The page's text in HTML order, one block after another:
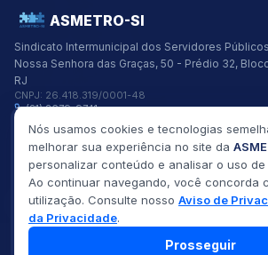
ASMETRO-SI
Sindicato Intermunicipal dos Servidores
Nossa Senhora das Graças, 50 - Prédio 32,
RJ
CNPJ: 26.418.319/0001-48
(21) 2679-9741
asmetro@asmetro.org.br
Links Rápidos
Institucional
Gestão
Saúde
Convênios
Fóruns
Seus Direitos
2026 ASMETRO-SI
Nós usamos cookies e tecnologias
melhorar sua experiência no site da
personalizar conteúdo e analisar o uso
Ao continuar navegando, você concorda
utilização. Consulte nosso Aviso de
da Privacidade.
Prosseguir